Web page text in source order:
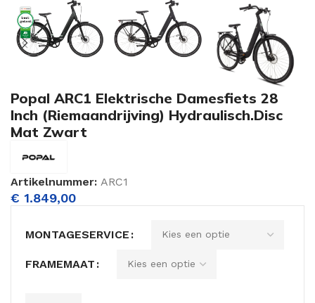
Popal ARC1 Elektrische Damesfiets 28
Inch (Riemaandrijving) Hydraulisch.Disc
Mat Zwart
Artikelnummer: ARC1
€ 1.849,00
MONTAGESERVICE
FRAMEMAAT